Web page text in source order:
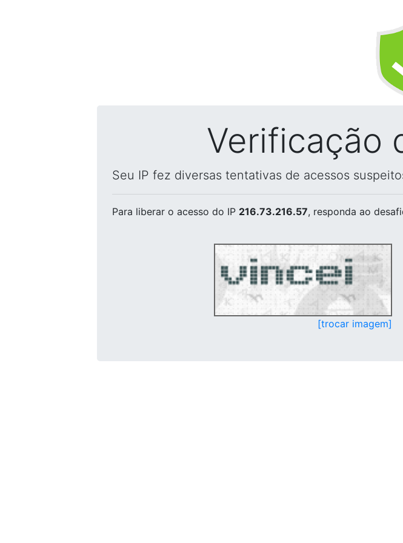
Verificação
Seu IP fez diversas tentativas de acessos
Para liberar o acesso do IP 216.73.216.57, responda ao
[trocar imagem]